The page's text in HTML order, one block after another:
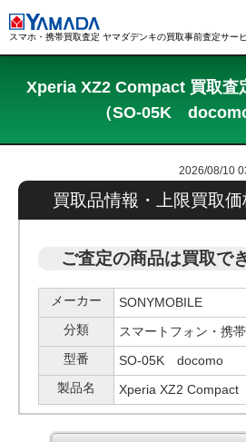
スマホ・携帯買取査定 ヤマダデンキの買取事前査定サー
Xperia XZ2 Compact 買取査
（SO-05K docomo
2026/08/10
買取品情報・上限買取
ご査定の商品は買取で
メーカー
SONYMOBILE
分類
スマートフォン・携
型番
SO-05K docomo
製品名
Xperia XZ2 Compact